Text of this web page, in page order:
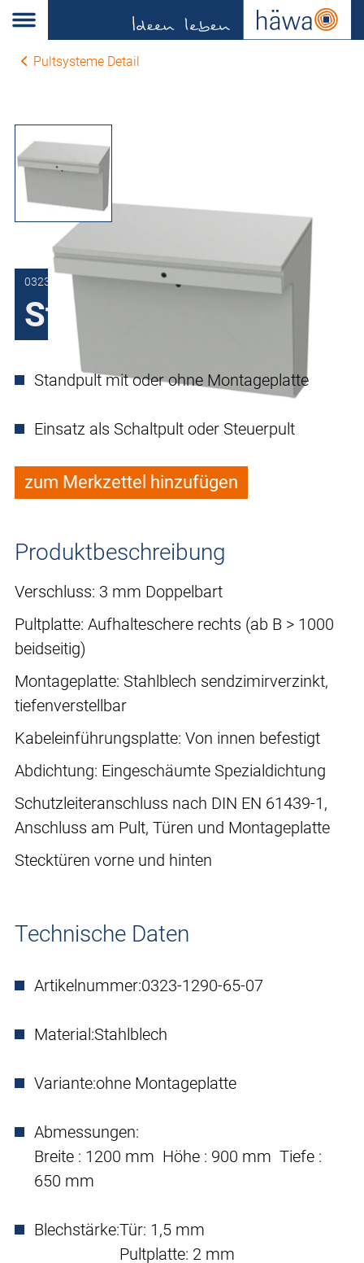
Pultsysteme Detail
0323-1290-65-07
Standpult H123
Standpult mit oder ohne Montageplatte
Einsatz als Schaltpult oder Steuerpult
zum Merkzettel hinzufügen
Produktbeschreibung
Verschluss: 3 mm Doppelbart
Pultplatte: Aufhalteschere rechts (ab B > 1000
beidseitig)
Montageplatte: Stahlblech sendzimirverzinkt,
tiefenverstellbar
Kabeleinführungsplatte: Von innen befestigt
Abdichtung: Eingeschäumte Spezialdichtung
Schutzleiteranschluss nach DIN EN 61439-1,
Anschluss am Pult, Türen und Montageplatte
Stecktüren vorne und hinten
Technische Daten
Artikelnummer:0323-1290-65-07
Material:Stahlblech
Variante:ohne Montageplatte
Abmessungen:
Breite : 1200 mm Höhe : 900 mm Tiefe :
650 mm
Blechstärke:Tür: 1,5 mm
Pultplatte: 2 mm